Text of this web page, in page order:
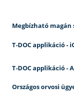
Megbízható magán
T-DOC applikáció -
T-DOC applikáció -
Országos orvosi